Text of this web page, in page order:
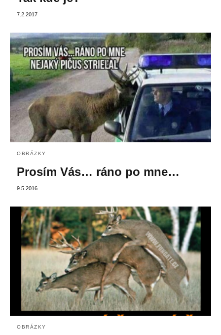
7.2.2017
OBRÁZKY
Prosím Vás… ráno po mne…
9.5.2016
OBRÁZKY